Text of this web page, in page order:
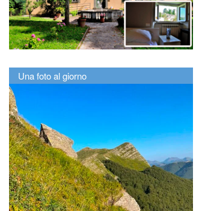
Una foto al giorno